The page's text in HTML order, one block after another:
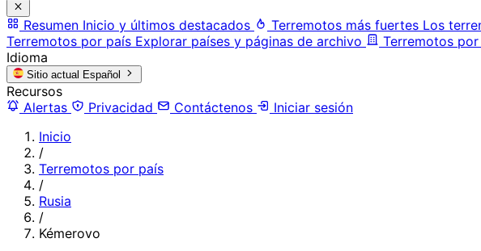
Resumen Inicio y últimos destacados Terremotos más fuertes Los
Terremotos por país Explorar países y páginas de archivo Terremotos
Idioma
Sitio actual Español
Recursos
Alertas
Privacidad Contáctenos
Iniciar sesión
Inicio
/
Terremotos por país
/
Rusia
/
Kémerovo